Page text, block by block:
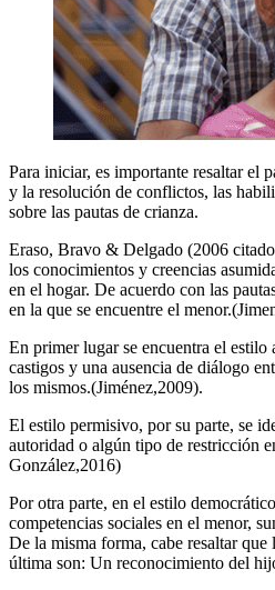
Para iniciar, es importante resaltar el
y la resolución de conflictos, las
sobre las pautas de crianza.
Eraso, Bravo & Delgado (2006
los conocimientos y creencias
en el hogar. De acuerdo con las
en la que se encuentre el
En primer lugar se encuentra el
castigos y una ausencia de diálogo
los mismos.(Jiménez,2009).
El estilo permisivo, por su parte, se
autoridad o algún tipo de restricción
González,2016)
Por otra parte, en el estilo
competencias sociales en el menor,
De la misma forma, cabe resaltar que
última son: Un reconocimiento del